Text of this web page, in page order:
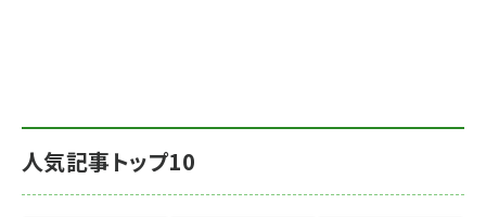
人気記事トップ10